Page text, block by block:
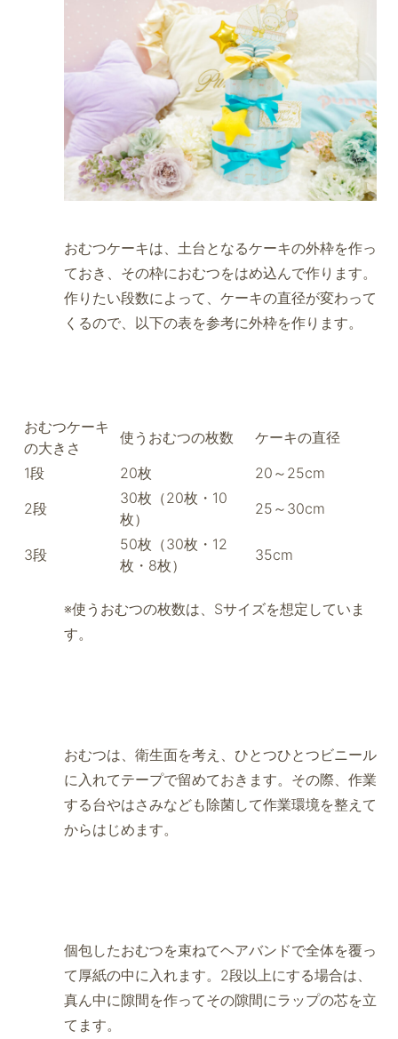
おむつケーキは、土台となるケーキの外枠を作っ
ておき、その枠におむつをはめ込んで作ります。
作りたい段数によって、ケーキの直径が変わって
くるので、以下の表を参考に外枠を作ります。
おむつケーキ
の大きさ
使うおむつの枚数 ケーキの直径
1段 20枚 20～25cm
2段
30枚（20枚・10
枚）
25～30cm
3段
50枚（30枚・12
枚・8枚）
35cm
※使うおむつの枚数は、Sサイズを想定していま
す。
おむつは、衛生面を考え、ひとつひとつビニール
に入れてテープで留めておきます。その際、作業
する台やはさみなども除菌して作業環境を整えて
からはじめます。
個包したおむつを束ねてヘアバンドで全体を覆っ
て厚紙の中に入れます。2段以上にする場合は、
真ん中に隙間を作ってその隙間にラップの芯を立
てます。